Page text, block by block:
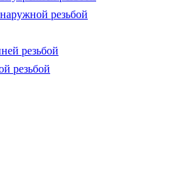
резьбой
резьбой
резьбой